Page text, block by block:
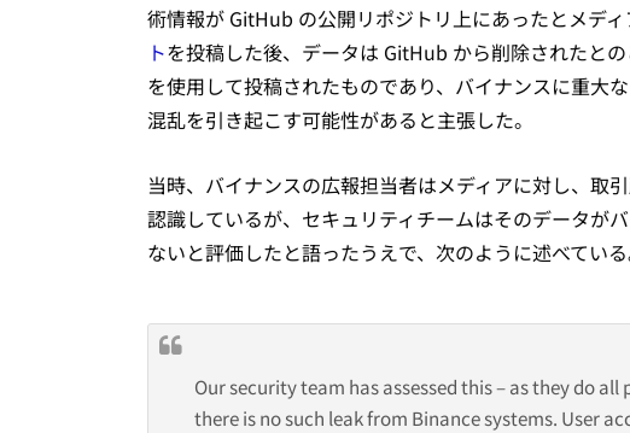
術情報が GitHub の公開リポジトリ上にあったとメディ
トを投稿した後、データは GitHub から削除されたと
を使用して投稿されたものであり、バイナンスに重大
混乱を引き起こす可能性があると主張した。
当時、バイナンスの広報担当者はメディアに対し、取
認識しているが、セキュリティチームはそのデータが
ないと評価したと語ったうえで、次のように述べている
Our security team has assessed this – as they do
there is no such leak from Binance systems. User